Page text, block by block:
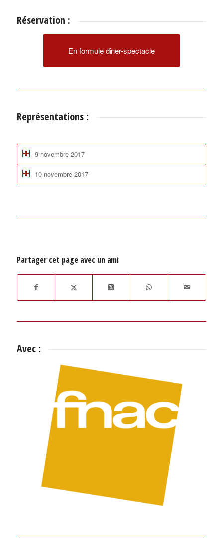
Réservation :
En formule diner-spectacle
Représentations :
9 novembre 2017
10 novembre 2017
Partager cet page avec un ami
Avec :